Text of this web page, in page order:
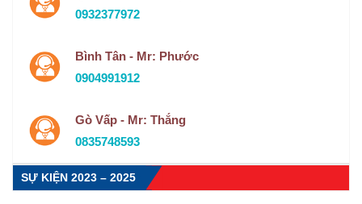
0932377972
Bình Tân - Mr: Phước
0904991912
Gò Vấp - Mr: Thắng
0835748593
SỰ KIỆN 2023 – 2025